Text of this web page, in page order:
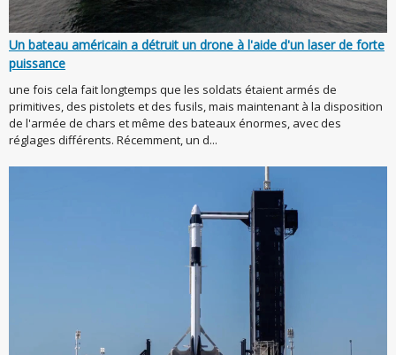
Un bateau américain a détruit un drone à l'aide d'un laser de forte
puissance
une fois cela fait longtemps que les soldats étaient armés de
primitives, des pistolets et des fusils, mais maintenant à la disposition
de l'armée de chars et même des bateaux énormes, avec des
réglages différents. Récemment, un d...